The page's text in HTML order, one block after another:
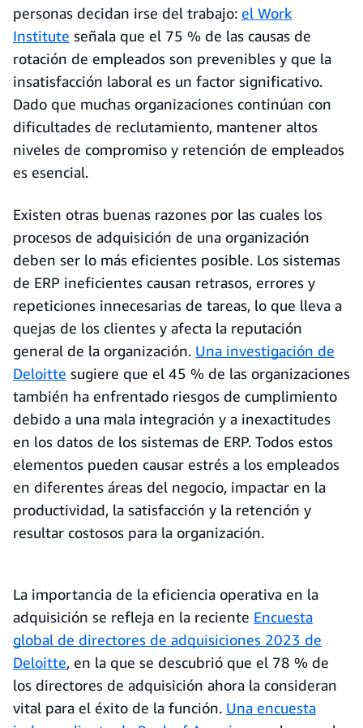
personas decidan irse del trabajo: el Work
Institute señala que el 75 % de las causas de
rotación de empleados son prevenibles y que la
insatisfacción laboral es un factor significativo.
Dado que muchas organizaciones continúan con
dificultades de reclutamiento, mantener altos
niveles de compromiso y retención de empleados
es esencial.
Existen otras buenas razones por las cuales los
procesos de adquisición de una organización
deben ser lo más eficientes posible. Los sistemas
de ERP ineficientes causan retrasos, errores y
repeticiones innecesarias de tareas, lo que lleva a
quejas de los clientes y afecta la reputación
general de la organización. Una investigación de
Deloitte sugiere que el 45 % de las organizaciones
también ha enfrentado riesgos de cumplimiento
debido a una mala integración y a inexactitudes
en los datos de los sistemas de ERP. Todos estos
elementos pueden causar estrés a los empleados
en diferentes áreas del negocio, impactar en la
productividad, la satisfacción y la retención y
resultar costosos para la organización.
La importancia de la eficiencia operativa en la
adquisición se refleja en la reciente Encuesta
global de directores de adquisiciones 2023 de
Deloitte, en la que se descubrió que el 78 % de
los directores de adquisición ahora la consideran
vital para el éxito de la función. Una encuesta